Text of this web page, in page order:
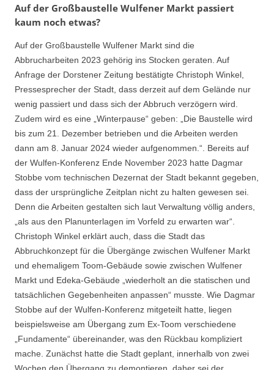
Auf der Großbaustelle Wulfener Markt passiert
kaum noch etwas?
Auf der Großbaustelle Wulfener Markt sind die
Abbrucharbeiten 2023 gehörig ins Stocken geraten. Auf
Anfrage der Dorstener Zeitung bestätigte Christoph Winkel,
Pressesprecher der Stadt, dass derzeit auf dem Gelände nur
wenig passiert und dass sich der Abbruch verzögern wird.
Zudem wird es eine „Winterpause“ geben: „Die Baustelle wird
bis zum 21. Dezember betrieben und die Arbeiten werden
dann am 8. Januar 2024 wieder aufgenommen.“. Bereits auf
der Wulfen-Konferenz Ende November 2023 hatte Dagmar
Stobbe vom technischen Dezernat der Stadt bekannt gegeben,
dass der ursprüngliche Zeitplan nicht zu halten gewesen sei.
Denn die Arbeiten gestalten sich laut Verwaltung völlig anders,
„als aus den Planunterlagen im Vorfeld zu erwarten war“.
Christoph Winkel erklärt auch, dass die Stadt das
Abbruchkonzept für die Übergänge zwischen Wulfener Markt
und ehemaligem Toom-Gebäude sowie zwischen Wulfener
Markt und Edeka-Gebäude „wiederholt an die statischen und
tatsächlichen Gegebenheiten anpassen“ musste. Wie Dagmar
Stobbe auf der Wulfen-Konferenz mitgeteilt hatte, liegen
beispielsweise am Übergang zum Ex-Toom verschiedene
„Fundamente“ übereinander, was den Rückbau kompliziert
mache. Zunächst hatte die Stadt geplant, innerhalb von zwei